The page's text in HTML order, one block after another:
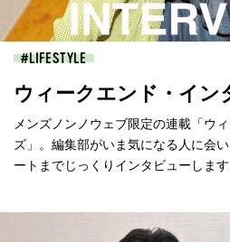
LIFESTYLE
ウィークエンド・イン
メンズノンノウェブ限定の連載「ウ
ズ」。編集部がいま気になる人に会
ートまでじっくりインタビューします